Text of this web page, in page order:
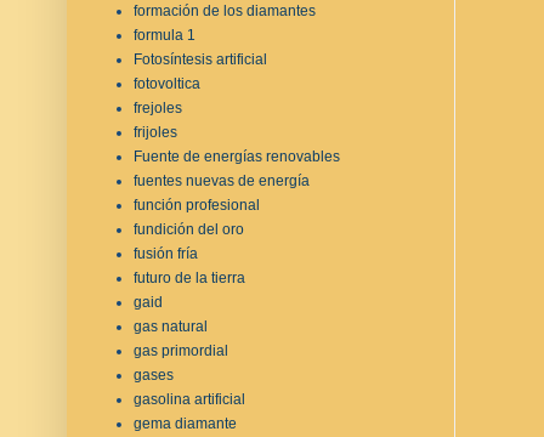
formación de los diamantes
formula 1
Fotosíntesis artificial
fotovoltica
frejoles
frijoles
Fuente de energías renovables
fuentes nuevas de energía
función profesional
fundición del oro
fusión fría
futuro de la tierra
gaid
gas natural
gas primordial
gases
gasolina artificial
gema diamante